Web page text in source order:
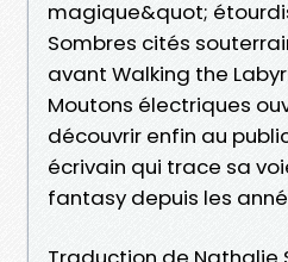
magique&quot;
Sombres cités
avant Walking the
Moutons électriques
découvrir enfin au
écrivain qui trace sa
fantasy depuis les